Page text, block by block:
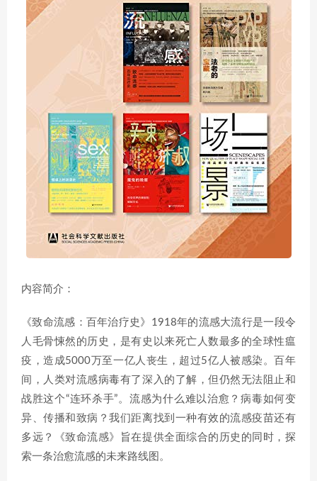
内容简介：
《致命流感：百年治疗史》1918年的流感大流行是一段令
人毛骨悚然的历史，是有史以来死亡人数最多的全球性瘟
疫，造成5000万至一亿人丧生，超过5亿人被感染。百年
间，人类对流感病毒有了深入的了解，但仍然无法阻止和
战胜这个“连环杀手”。流感为什么难以治愈？病毒如何变
异、传播和致病？我们距离找到一种有效的流感疫苗还有
多远？《致命流感》旨在提供全面综合的历史的同时，探
索一条治愈流感的未来路线图。